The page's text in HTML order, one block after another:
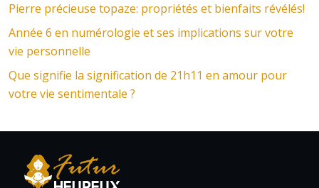
Pierre précieuse topaze: propriétés et bienfaits révélés!
Année 6 en numérologie et ses implications sur votre
vie personnelle
Que signifie la signification de 21h11 en amour pour
votre vie sentimentale ?